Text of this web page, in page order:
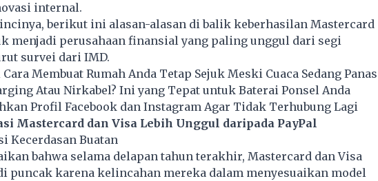
internal.
berikut ini alasan-alasan di balik keberhasilan Mastercard
menjadi perusahaan finansial yang paling unggul dari segi
survei dari IMD.
Membuat Rumah Anda Tetap Sejuk Meski Cuaca Sedang Panas
Atau Nirkabel? Ini yang Tepat untuk Baterai Ponsel Anda
Profil Facebook dan Instagram Agar Tidak Terhubung Lagi
Mastercard dan Visa Lebih Unggul daripada PayPal
Kecerdasan Buatan
bahwa selama delapan tahun terakhir, Mastercard dan Visa
puncak karena kelincahan mereka dalam menyesuaikan model